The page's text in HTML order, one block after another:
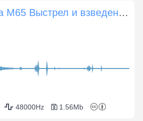
Винтовка Tikka M65 Выстрел и взведение затвора
48000Hz 1.56Mb